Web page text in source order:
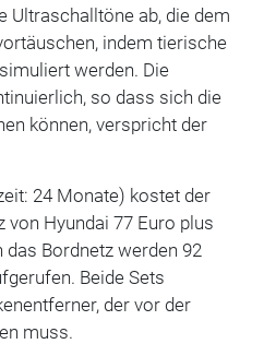
Ultraschalltöne ab, die dem
indem tierische
werden. Die
so dass sich die
können, verspricht der
24 Monate) kostet der
Hyundai 77 Euro plus
Bordnetz werden 92
Beide Sets
der vor der
muss.